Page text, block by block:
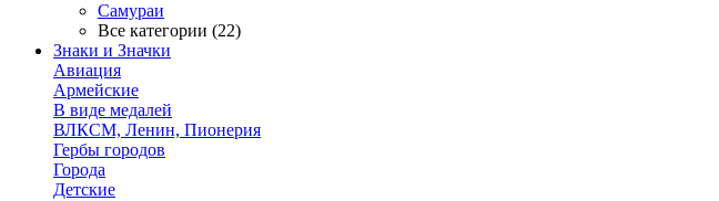
Самураи
Все категории (22)
Знаки и Значки
Авиация
Армейские
В виде медалей
ВЛКСМ, Ленин, Пионерия
Гербы городов
Города
Детские